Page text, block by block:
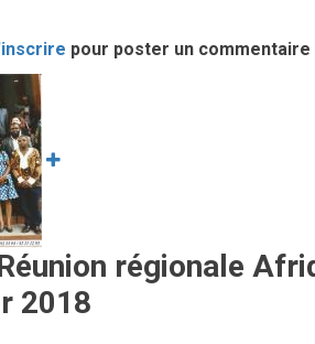
pour poster un commentaire
régionale
2018